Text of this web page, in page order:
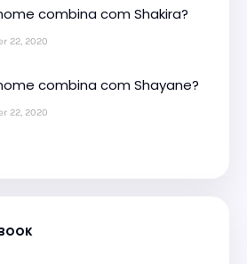
combina com Shakira?
22, 2020
combina com Shayane?
22, 2020